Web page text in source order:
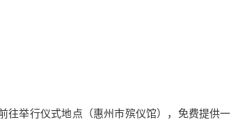
举行仪式地点（惠州市殡仪馆），免费提供一